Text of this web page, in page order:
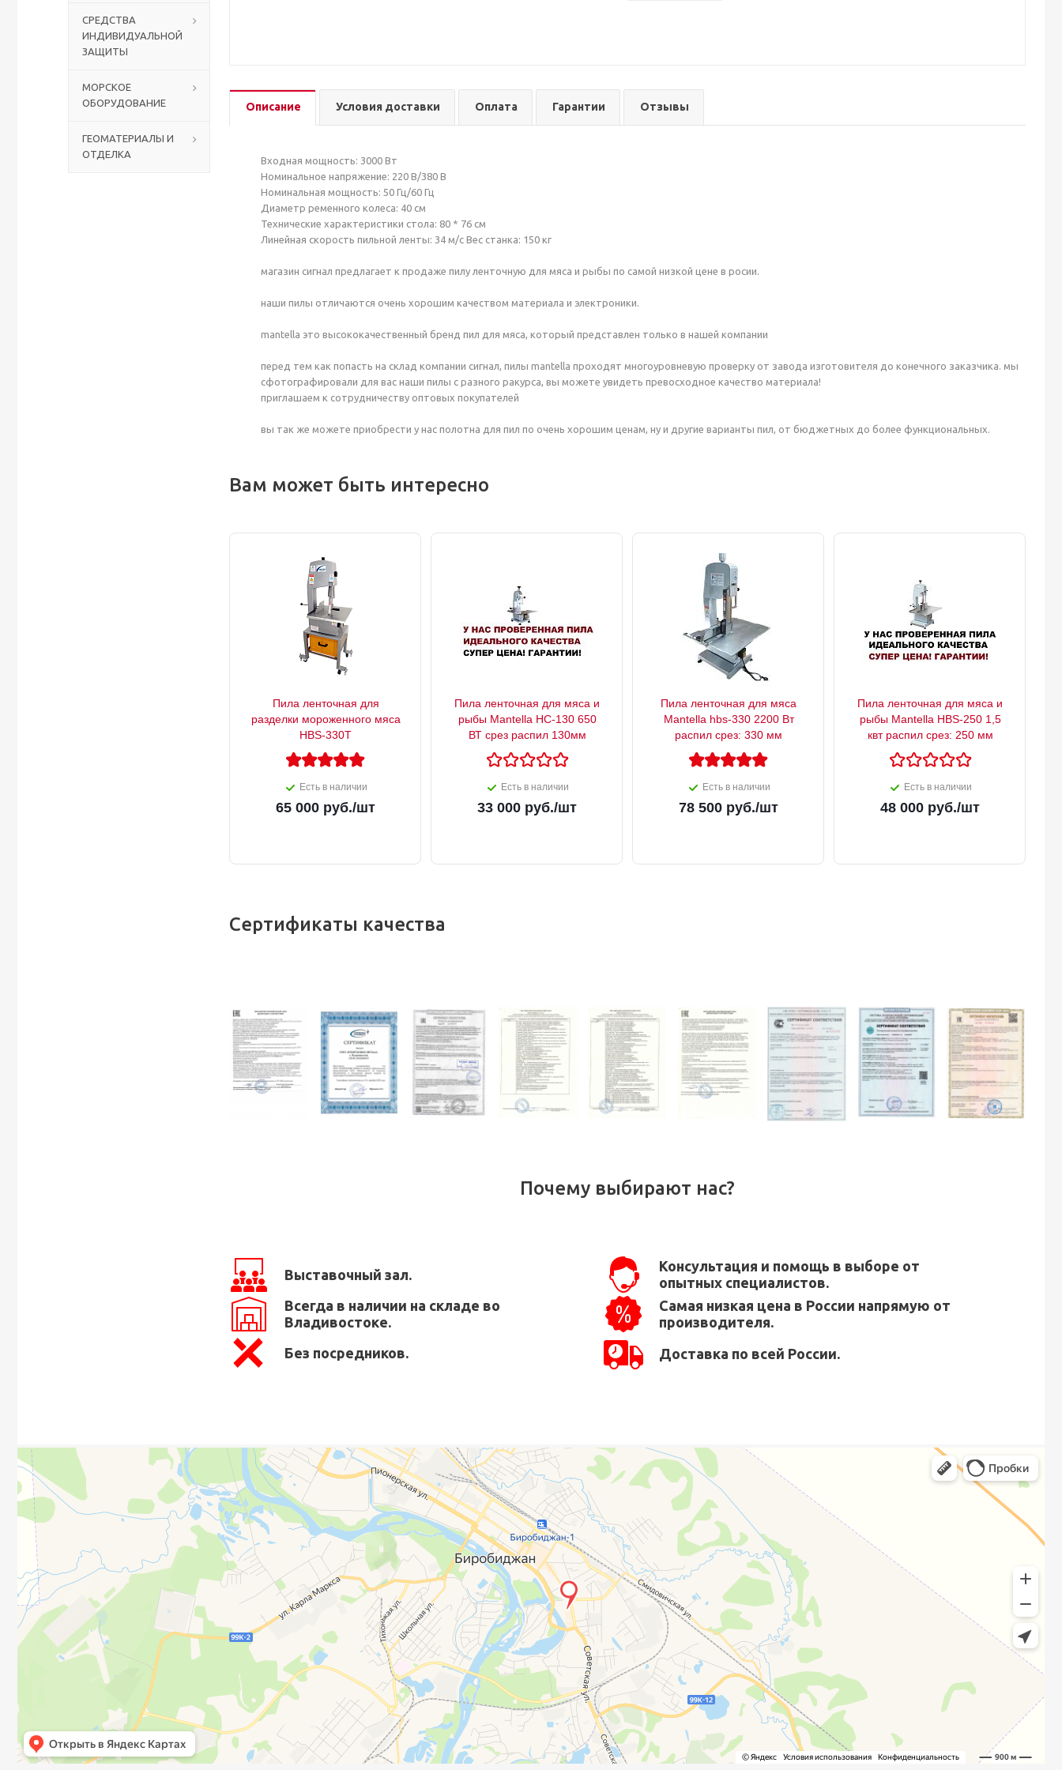
СРЕДСТВА
ИНДИВИДУАЛЬНОЙ
ЗАЩИТЫ
МОРСКОЕ
ОБОРУДОВАНИЕ
ГЕОМАТЕРИАЛЫ И
ОТДЕЛКА
Описание Условия доставки Оплата Гарантии Отзывы
Входная мощность: 3000 Вт
Номинальное напряжение: 220 В/380 В
Номинальная мощность: 50 Гц/60 Гц
Диаметр ременного колеса: 40 см
Технические характеристики стола: 80 * 76 см
Линейная скорость пильной ленты: 34 м/с Вес станка: 150 кг
магазин сигнал предлагает к продаже пилу ленточную для мяса и рыбы по самой низкой цене в росии.
наши пилы отличаются очень хорошим качеством материала и электроники.
mantella это высококачественный бренд пил для мяса, который представлен только в нашей компании
перед тем как попасть на склад компании сигнал, пилы mantella проходят многоуровневую проверку от завода изготовителя до конечного заказчика. мы
сфотографировали для вас наши пилы с разного ракурса, вы можете увидеть превосходное качество материала!
приглашаем к сотрудничеству оптовых покупателей
вы так же можете приобрести у нас полотна для пил по очень хорошим ценам, ну и другие варианты пил, от бюджетных до более функциональных.
Вам может быть интересно
Пила ленточная для
разделки мороженного мяса
HBS-330T
Есть в наличии
65 000 руб./шт
Пила ленточная для мяса и
рыбы Mantella HC-130 650
ВТ срез распил 130мм
Есть в наличии
33 000 руб./шт
Пила ленточная для мяса
Mantella hbs-330 2200 Вт
распил срез: 330 мм
Есть в наличии
78 500 руб./шт
Пила ленточная для мяса и
рыбы Mantella HBS-250 1,5
квт распил срез: 250 мм
Есть в наличии
48 000 руб./шт
Сертификаты качества
Почему выбирают нас?
Выставочный зал.
Консультация и помощь в выборе от
опытных специалистов.
Всегда в наличии на складе во
Владивостоке.
Самая низкая цена в России напрямую от
производителя.
Без посредников.
Доставка по всей России.
Столы с лавками
Биометрические терминалы
Аккумуляторы аккумуляторные батареи для ИБП